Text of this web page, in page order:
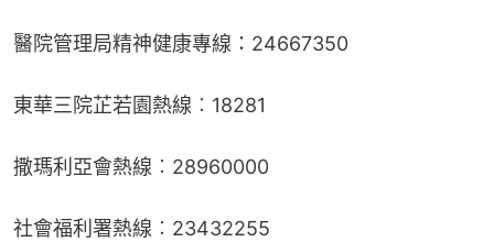
醫院管理局精神健康專線：24667350
東華三院芷若園熱線︰18281
撒瑪利亞會熱線︰28960000
社會福利署熱線︰23432255